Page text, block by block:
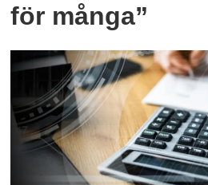
för många”